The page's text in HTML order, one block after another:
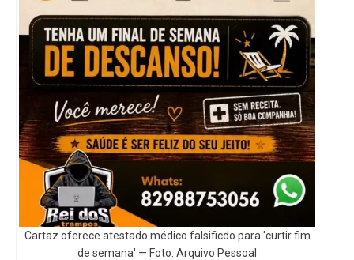
Cartaz oferece atestado médico falsificdo para 'curtir fim
de semana' — Foto: Arquivo Pessoal